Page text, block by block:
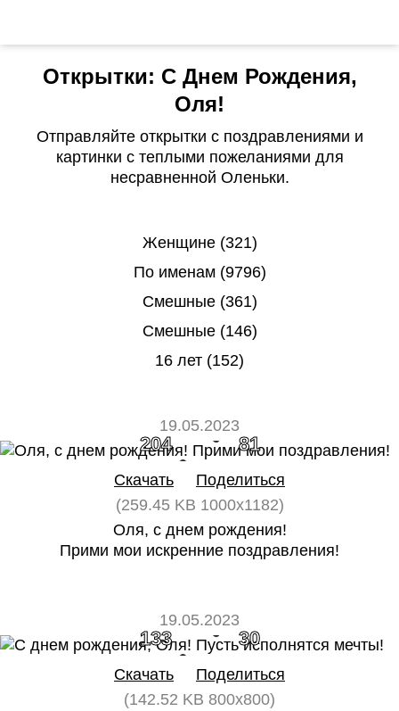
Открытки: С Днем Рождения,
Оля!
Отправляйте открытки с поздравлениями и
картинки с теплыми пожеланиями для
несравненной Оленьки.
Женщине (321)
По именам (9796)
Смешные (361)
Смешные (146)
16 лет (152)
19.05.2023
204 81
Скачать
Поделиться
(259.45 KB 1000x1182)
Оля, с днем рождения!
Прими мои искренние поздравления!
19.05.2023
133 30
Скачать
Поделиться
(142.52 KB 800x800)